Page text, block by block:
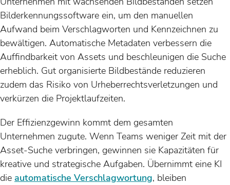
Bilderkennungssoftware ein, um den manuellen
Aufwand beim Verschlagworten und Kennzeichnen zu
bewältigen. Automatische Metadaten verbessern die
Auffindbarkeit von Assets und beschleunigen die Suche
erheblich. Gut organisierte Bildbestände reduzieren
zudem das Risiko von Urheberrechtsverletzungen und
verkürzen die Projektlaufzeiten.
Der Effizienzgewinn kommt dem gesamten
Unternehmen zugute. Wenn Teams weniger Zeit mit der
Asset-Suche verbringen, gewinnen sie Kapazitäten für
kreative und strategische Aufgaben. Übernimmt eine KI
die automatische Verschlagwortung, bleiben